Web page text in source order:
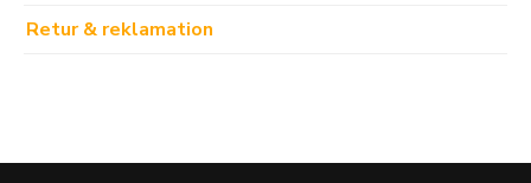
Retur & reklamation